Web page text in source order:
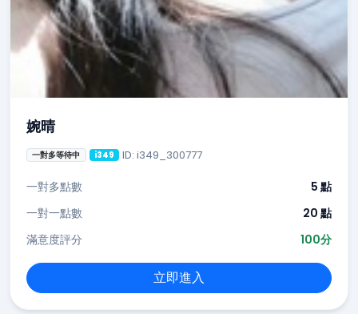
婉晴
一對多等待中 i349 ID: i349_300777
一對多點數
5 點
一對一點數
20 點
滿意度評分
100分
立即進入